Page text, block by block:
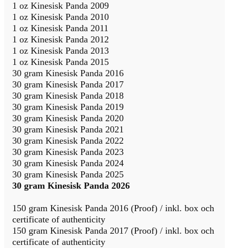
1 oz Kinesisk Panda 2009
1 oz Kinesisk Panda 2010
1 oz Kinesisk Panda 2011
1 oz Kinesisk Panda 2012
1 oz Kinesisk Panda 2013
1 oz Kinesisk Panda 2015
30 gram Kinesisk Panda 2016
30 gram Kinesisk Panda 2017
30 gram Kinesisk Panda 2018
30 gram Kinesisk Panda 2019
30 gram Kinesisk Panda 2020
30 gram Kinesisk Panda 2021
30 gram Kinesisk Panda 2022
30 gram Kinesisk Panda 2023
30 gram Kinesisk Panda 2024
30 gram Kinesisk Panda 2025
30 gram Kinesisk Panda 2026
150 gram Kinesisk Panda 2016 (Proof) / inkl. box och
certificate of authenticity
150 gram Kinesisk Panda 2017 (Proof) / inkl. box och
certificate of authenticity